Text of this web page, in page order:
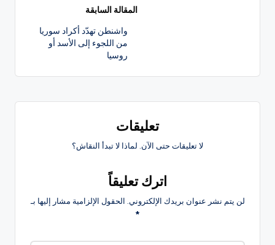
المقالة السابقة
واشنطن تهدّد أكراد سوريا
من اللجوء إلى الأسد أو
روسيا
تعليقات
لا تعليقات حتى الآن. لماذا لا تبدأ النقاش؟
اترك تعليقاً
لن يتم نشر عنوان بريدك الإلكتروني. الحقول الإلزامية مشار إليها بـ
*